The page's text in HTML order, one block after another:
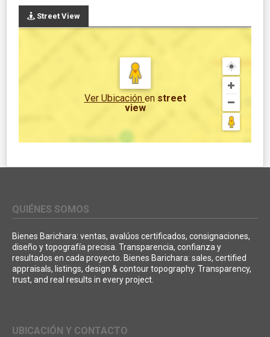
Street View
Ver Ubicación en street
view
QUIÉNES SOMOS
Bienes Barichara: ventas, avalúos certificados, consignaciones,
diseño y topografía precisa. Transparencia, confianza y
resultados en cada proyecto. Bienes Barichara: sales, certified
appraisals, listings, design & contour topography. Transparency,
trust, and real results in every project.
UBICACIÓN Y CONTACTO